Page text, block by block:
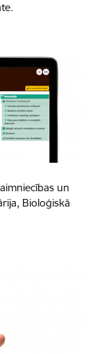
un
Bioloģiskā